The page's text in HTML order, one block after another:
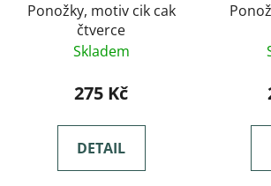
Ponožky, motiv cik cak
čtverce
Skladem
275 Kč
DETAIL